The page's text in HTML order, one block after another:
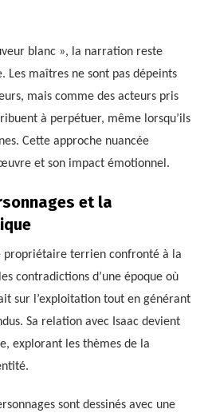
blanc », la narration reste
maîtres ne sont pas dépeints
mais comme des acteurs pris
à perpétuer, même lorsqu’ils
Cette approche nuancée
et son impact émotionnel.
et la
propriétaire terrien confronté à la
contradictions d’une époque où
sur l’exploitation tout en générant
Sa relation avec Isaac devient
explorant les thèmes de la
sont dessinés avec une